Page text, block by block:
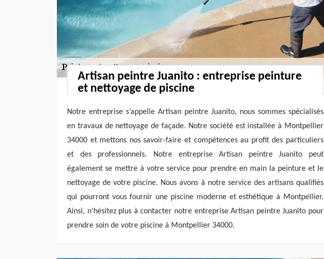
Artisan peintre Juanito : entreprise peinture
et nettoyage de piscine
Notre entreprise s’appelle Artisan peintre Juanito, nous sommes spécialisés
en travaux de nettoyage de façade. Notre société est installée à Montpellier
34000 et mettons nos savoir-faire et compétences au profit des particuliers
et des professionnels. Notre entreprise Artisan peintre Juanito peut
également se mettre à votre service pour prendre en main la peinture et le
nettoyage de votre piscine. Nous avons à notre service des artisans qualifiés
qui pourront vous fournir une piscine moderne et esthétique à Montpellier.
Ainsi, n’hésitez plus à contacter notre entreprise Artisan peintre Juanito pour
prendre soin de votre piscine à Montpellier 34000.